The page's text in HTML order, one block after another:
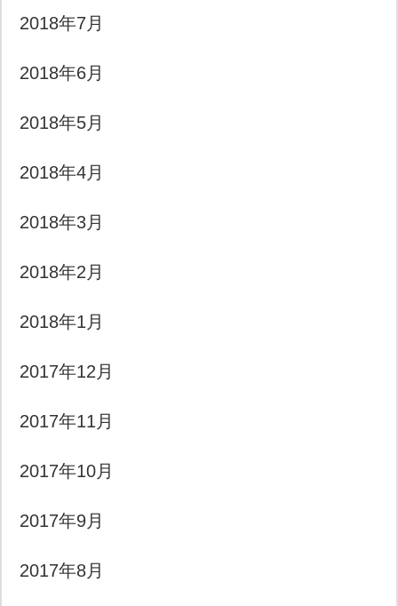
2018年7月
2018年6月
2018年5月
2018年4月
2018年3月
2018年2月
2018年1月
2017年12月
2017年11月
2017年10月
2017年9月
2017年8月